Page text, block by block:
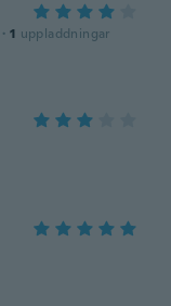
· 1 uppladdningar